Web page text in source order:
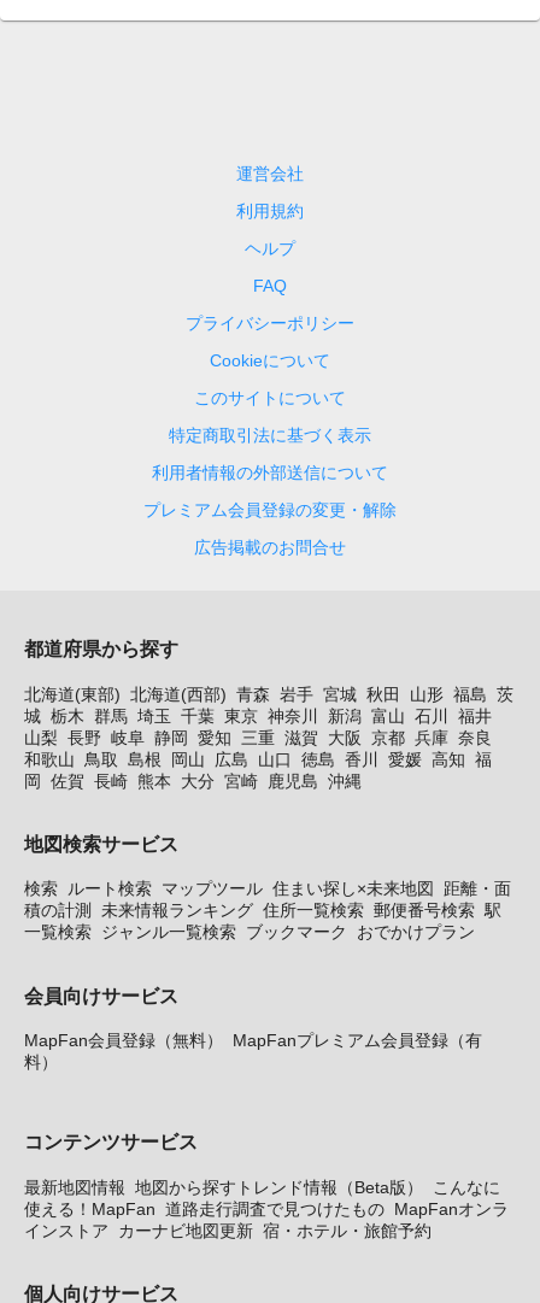
運営会社
利用規約
ヘルプ
FAQ
プライバシーポリシー
Cookieについて
このサイトについて
特定商取引法に基づく表示
利用者情報の外部送信について
プレミアム会員登録の変更・解除
広告掲載のお問合せ
都道府県から探す
北海道(東部) 北海道(西部) 青森 岩手 宮城 秋田 山形 福島 茨
城 栃木 群馬 埼玉 千葉 東京 神奈川 新潟 富山 石川
福井
山梨 長野 岐阜 静岡 愛知 三重 滋賀 大阪 京都 兵庫 奈良
和歌山
鳥取 島根 岡山 広島 山口 徳島 香川 愛媛 高知 福
岡 佐賀 長崎 熊本 大分 宮崎 鹿児島 沖縄
地図検索サービス
検索 ルート検索 マップツール 住まい探し×未来地図
距離・面
積の計測
未来情報ランキング 住所一覧検索 郵便番号検索 駅
一覧検索 ジャンル一覧検索 ブックマーク おでかけプラン
会員向けサービス
MapFan会員登録（無料）
MapFanプレミアム会員登録（有
料）
コンテンツサービス
最新地図情報 地図から探すトレンド情報（Beta版）
こんなに
使える！MapFan 道路走行調査で見つけたもの MapFanオンラ
インストア
カーナビ地図更新 宿・ホテル・旅館予約
個人向けサービス